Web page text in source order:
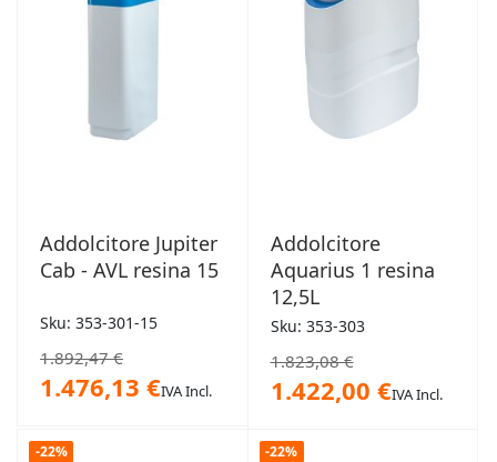
Addolcitore Jupiter
Cab - AVL resina 15
Sku: 353-301-15
1.892,47 €
1.476,13 €IVA Incl.
Addolcitore
Aquarius 1 resina
12,5L
Sku: 353-303
1.823,08 €
1.422,00 €IVA Incl.
-22% -22%